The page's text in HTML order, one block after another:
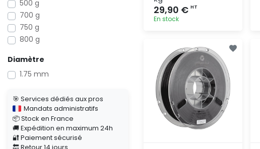
500 g
700 g
750 g
800 g
Diamètre
1.75 mm
🎯 Services dédiés aux pros
Mandats administratifs
📦 Stock en France
🚚 Expédition en maximum 24h
🔐 Paiement sécurisé
29,90 € HT
En stock
rapide